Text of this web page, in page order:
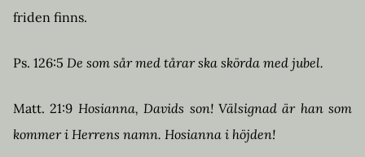
friden finns.
Ps. 126:5 De som sår med tårarska skörda med jubel.
Matt. 21:9 Hosianna, Davids son! Välsignad är han som
kommer i Herrens namn. Hosianna i höjden!